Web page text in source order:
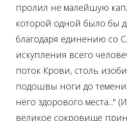
пролил не малейшую
которой одной было бы
благодаря единению со
искупления всего
поток Крови, столь
подошвы ноги до
него здорового места..."
великое сокровище